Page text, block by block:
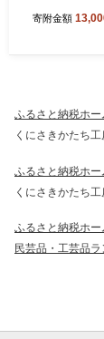
寄附金額
ふるさと納税ホー
くにさきかたち
ふるさと納税ホー
くにさきかたち
ふるさと納税ホー
民芸品・工芸品